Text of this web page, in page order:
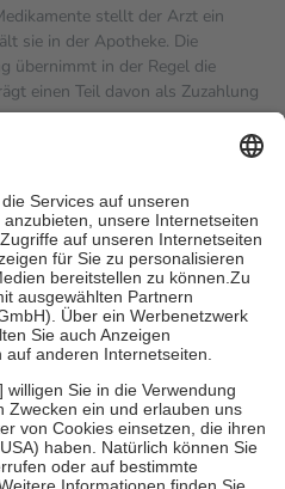
stellt der Arzt ein
sie in der Apotheke. Die
übernimmt in der Regel die
einen Teil davon als Zuzahlung
in Höhe von zehn
nie mehr als die
zu entrichten.
auch für Online-Apotheken.
beträgt die
sowie zehn Euro je
für ihre eigene Gesundheit
der Familie zu unterstützen,
vollendeten 18. Lebensjahr
Früherkennung, die von der